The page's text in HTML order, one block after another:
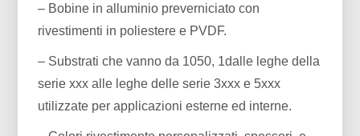
– Bobine in alluminio preverniciato con
rivestimenti in poliestere e PVDF.
– Substrati che vanno da 1050, 1dalle leghe della
serie xxx alle leghe delle serie 3xxx e 5xxx
utilizzate per applicazioni esterne ed interne.